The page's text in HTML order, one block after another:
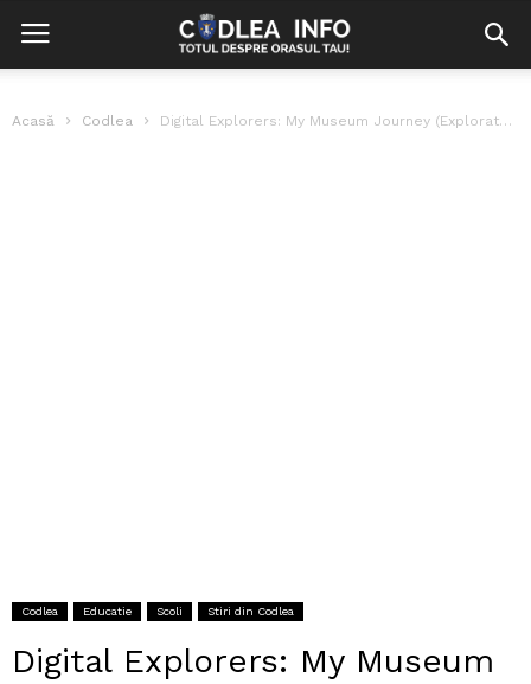
Acasă Codlea Digital Explorers: My Museum Journey (Exploratori digitali: Călătoria mea prin muzeu)
Codlea Educatie Scoli Stiri din Codlea
Digital Explorers: My Museum